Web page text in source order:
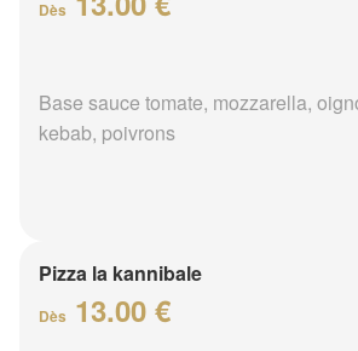
Dès
Base sauce tomate, mozzarella,
kebab, poivrons
Pizza la kannibale
Dès 13.00 €